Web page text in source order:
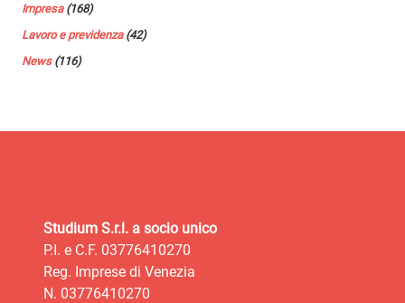
Impresa(168)
Lavoro e previdenza(42)
News(116)
Studium S.r.l. a socio unico
P.I. e C.F. 03776410270
Reg. Imprese di Venezia
N. 03776410270